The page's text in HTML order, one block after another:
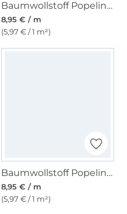
Baumwollstoff Popeline flieder
8,95 € / m
(5,97 € / 1 m²)
Baumwollstoff Popeline hellgrau
8,95 € / m
(5,97 € / 1 m²)